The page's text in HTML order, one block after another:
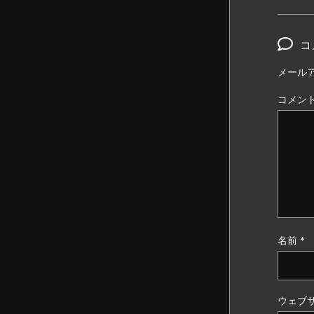
メール
コメン
名前 *
ウェブ